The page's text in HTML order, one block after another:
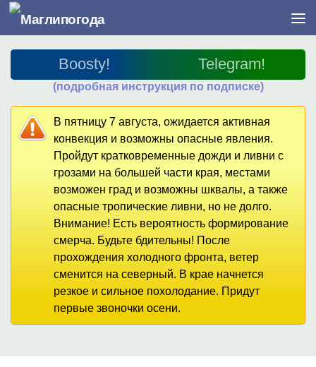
Перейти к содержимому
Boosty! Telegram!
(подробная инструкция по подписке)
В пятницу 7 августа, ожидается активная
конвекция и возможны опасные явления.
Пройдут кратковременные дожди и ливни с
грозами на большей части края, местами
возможен град и возможны шквалы, а также
опасные тропические ливни, но не долго.
Внимание! Есть вероятность формирование
смерча. Будьте бдительны! После
прохождения холодного фронта, ветер
сменится на северный. В крае начнется
резкое и сильное похолодание. Придут
первые звоночки осени.